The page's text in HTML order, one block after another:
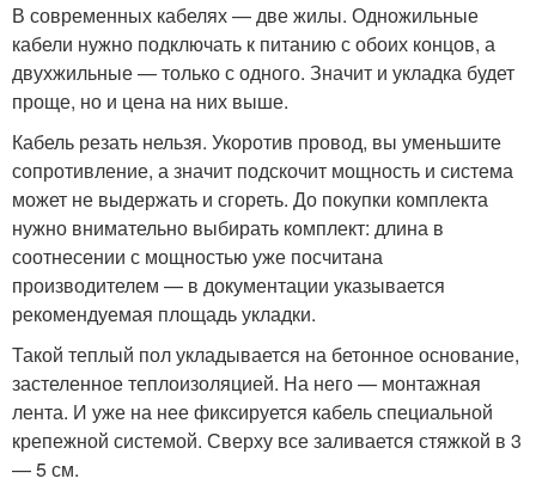
В современных кабелях — две жилы. Одножильные
кабели нужно подключать к питанию с обоих концов, а
двухжильные — только с одного. Значит и укладка будет
проще, но и цена на них выше.
Кабель резать нельзя. Укоротив провод, вы уменьшите
сопротивление, а значит подскочит мощность и система
может не выдержать и сгореть. До покупки комплекта
нужно внимательно выбирать комплект: длина в
соотнесении с мощностью уже посчитана
производителем — в документации указывается
рекомендуемая площадь укладки.
Такой теплый пол укладывается на бетонное основание,
застеленное теплоизоляцией. На него — монтажная
лента. И уже на нее фиксируется кабель специальной
крепежной системой. Сверху все заливается стяжкой в 3
— 5 см.